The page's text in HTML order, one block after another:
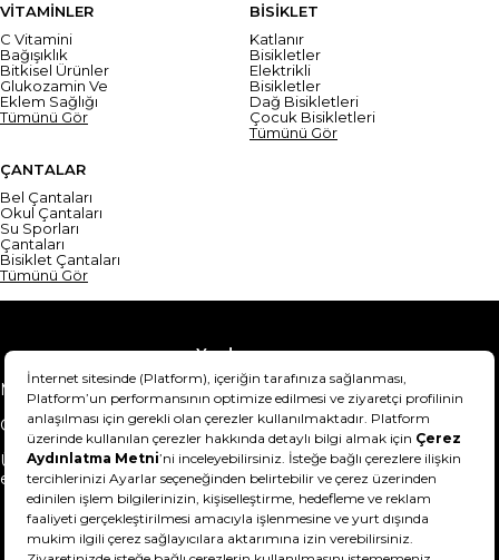
VİTAMİNLER
C Vitamini
Bağışıklık
Bitkisel Ürünler
Glukozamin Ve
Eklem Sağlığı
Tümünü Gör
BİSİKLET
Katlanır
Bisikletler
Elektrikli
Bisikletler
Dağ Bisikletleri
Çocuk Bisikletleri
Tümünü Gör
ÇANTALAR
Bel Çantaları
Okul Çantaları
Su Sporları
Çantaları
Bisiklet Çantaları
Tümünü Gör
Yardım
Mesafeli Satış Sözleşmesi
Teslimat Bilgisi
Gizlilik Sözleşmesi
Şartlar & Koşullar
Ürünümü nasıl iade
edebilirim?
Hakkımızda